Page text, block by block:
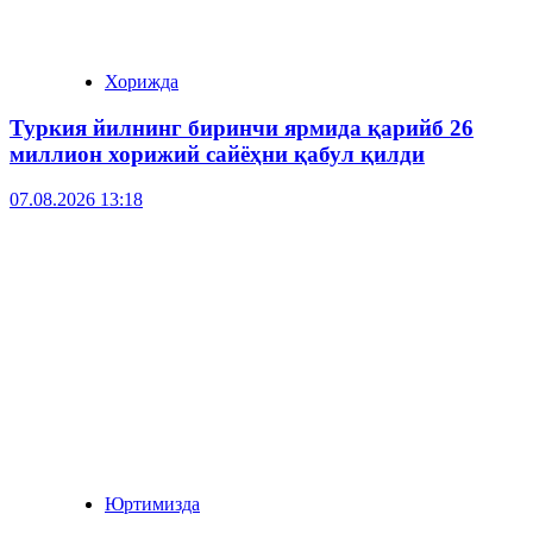
Хорижда
Туркия йилнинг биринчи ярмида қарийб 26
миллион хорижий сайёҳни қабул қилди
07.08.2026 13:18
Юртимизда